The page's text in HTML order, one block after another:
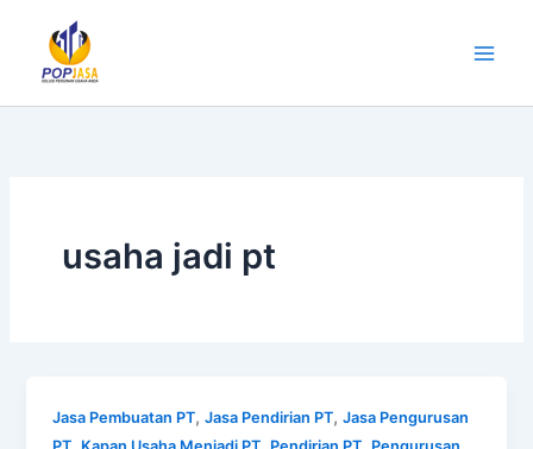
konten
usaha jadi pt
Jasa Pembuatan PT,Jasa Pendirian PT,Jasa Pengurusan